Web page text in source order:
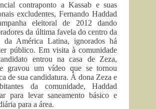
contraponto a Kassab e suas
excludentes, Fernando Haddad
eleitoral de 2012 dando
da última favela do centro da
da América Latina, ignorados há
público. Em visita à comunidade
entrou na casa de Zeza,
gravou um vídeo que se tornou
de sua candidatura. À dona Zeza e
da comunidade, Haddad
para levar saneamento básico e
para a área.